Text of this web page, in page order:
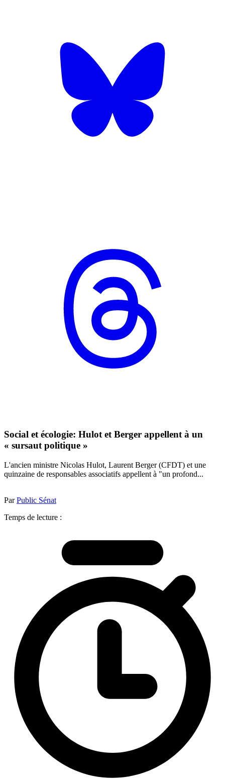
Social et écologie: Hulot et Berger appellent à un
« sursaut politique »
L'ancien ministre Nicolas Hulot, Laurent Berger (CFDT) et une
quinzaine de responsables associatifs appellent à "un profond...
ParPublic Sénat
Temps de lecture :